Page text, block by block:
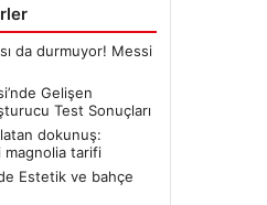
da durmuyor! Messi
Gelişen
Test Sonuçları
dokunuş:
magnolia tarifi
Estetik ve bahçe